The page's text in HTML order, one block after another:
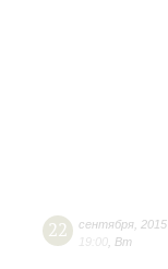
22 сентября 2015
19:00 Вт